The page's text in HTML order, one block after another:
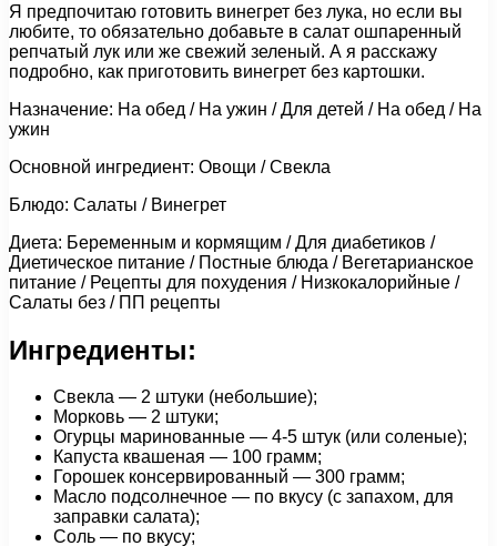
Я предпочитаю готовить винегрет без лука, но если вы
любите, то обязательно добавьте в салат ошпаренный
репчатый лук или же свежий зеленый. А я расскажу
подробно, как приготовить винегрет без картошки.
Назначение: На обед / На ужин / Для детей / На обед / На
ужин
Основной ингредиент: Овощи / Свекла
Блюдо: Салаты / Винегрет
Диета: Беременным и кормящим / Для диабетиков /
Диетическое питание / Постные блюда / Вегетарианское
питание / Рецепты для похудения / Низкокалорийные /
Салаты без / ПП рецепты
Ингредиенты:
Свекла — 2 штуки (небольшие);
Морковь — 2 штуки;
Огурцы маринованные — 4-5 штук (или соленые);
Капуста квашеная — 100 грамм;
Горошек консервированный — 300 грамм;
Масло подсолнечное — по вкусу (с запахом, для
заправки салата);
Соль — по вкусу;